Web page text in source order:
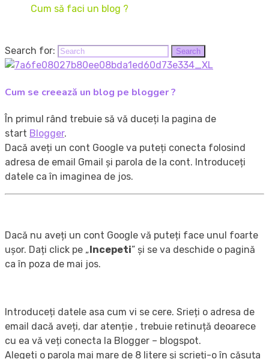
Cum să faci un blog ?
Search for: Search
Cum se creează un blog pe blogger ?
În primul rând trebuie să vă duceți la pagina de
start Blogger.
Dacă aveți un cont Google va puteți conecta folosind
adresa de email Gmail și parola de la cont. Introduceți
datele ca în imaginea de jos.
Dacă nu aveți un cont Google vă puteți face unul foarte
ușor. Dați click pe „ Incepeti” și se va deschide o pagină
ca în poza de mai jos.
Introduceți datele asa cum vi se cere. Srieți o adresa de
email dacă aveți, dar atenție , trebuie retinuță deoarece
cu ea vă veți conecta la Blogger – blogspot.
Alegeti o parola mai mare de 8 litere și scrieți-o în căsuța